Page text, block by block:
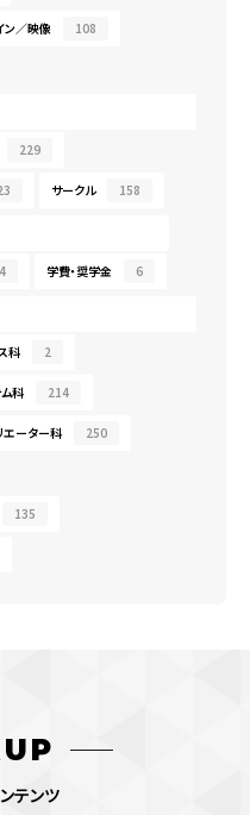
ン／映像 108
229
サークル 158
4 学費・奨学金 6
科 2
科 214
エーター科 250
135
テンツ